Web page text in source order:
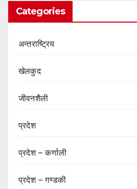
Categories
अन्तराष्ट्रिय
खेलकुद
जीवनशैली
प्रदेश
प्रदेश – कर्णाली
प्रदेश – गण्डकी